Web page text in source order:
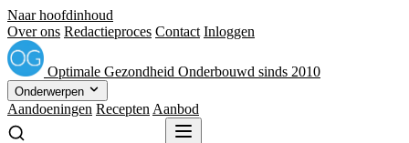
Naar hoofdinhoud
Over ons Redactieproces Contact Inloggen
Optimale Gezondheid Onderbouwd sinds 2010
Onderwerpen
Aandoeningen Recepten Aanbod